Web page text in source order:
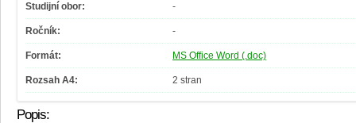
Studijní obor: -
Ročník: -
Formát: MS Office Word (.doc)
Rozsah A4: 2 stran
Popis: